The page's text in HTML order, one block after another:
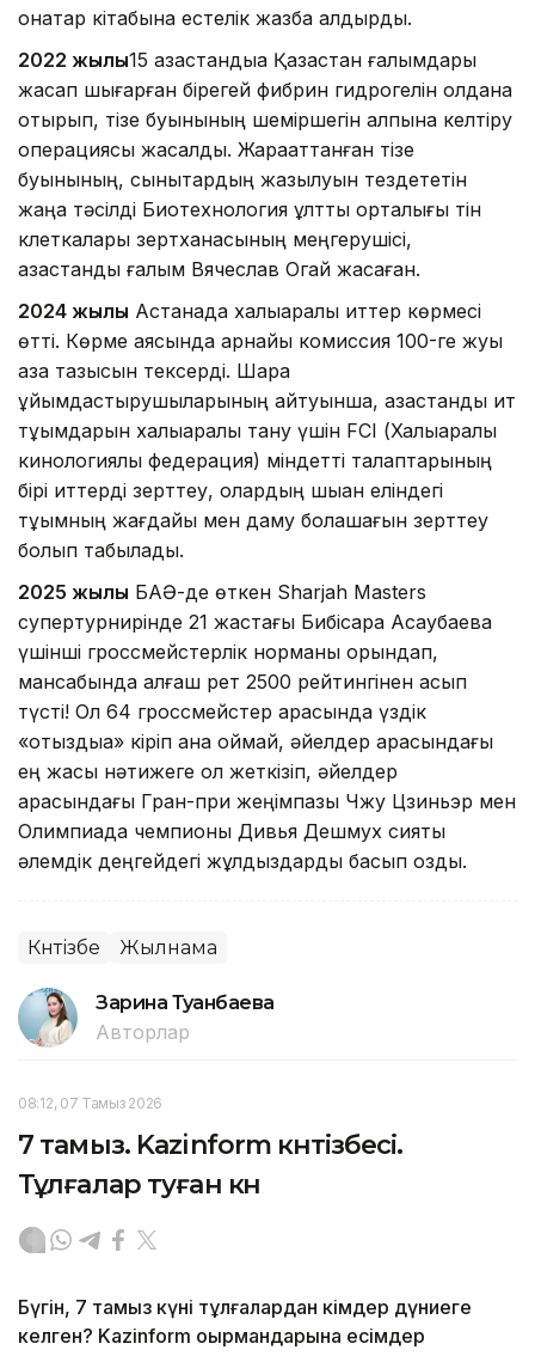
қонақтар кітабына естелік жазба қалдырды.
2022 жылы15 қазақстандыққа Қазақстан ғалымдары
жасап шығарған бірегей фибрин гидрогелін қолдана
отырып, тізе буынының шеміршегін қалпына келтіру
операциясы жасалды. Жарақаттанған тізе
буынының, сынықтардың жазылуын тездететін
жаңа тәсілді Биотехнология ұлттық орталығы тін
клеткалары зертханасының меңгерушісі,
қазақстандық ғалым Вячеслав Огай жасаған.
2024 жылы Астанада халықаралық иттер көрмесі
өтті. Көрме аясында арнайы комиссия 100-ге жуық
қазақ тазысын тексерді. Шара
ұйымдастырушыларының айтуынша, қазақстандық ит
тұқымдарын халықаралық тану үшін FCI (Халықаралық
кинологиялық федерация) міндетті талаптарының
бірі иттерді зерттеу, олардың шыққан еліндегі
тұқымның жағдайы мен даму болашағын зерттеу
болып табылады.
2025 жылы БАӘ-де өткен Sharjah Masters
супертурнирінде 21 жастағы Бибісара Асаубаева
үшінші гроссмейстерлік норманы орындап,
мансабында алғаш рет 2500 рейтингінен асып
түсті! Ол 64 гроссмейстер арасында үздік
«отыздыққа» кіріп қана қоймай, әйелдер арасындағы
ең жақсы нәтижеге қол жеткізіп, әйелдер
арасындағы Гран-при жеңімпазы Чжу Цзиньэр мен
Олимпиада чемпионы Дивья Дешмух сияқты
әлемдік деңгейдегі жұлдыздарды басып озды.
Күнтізбе Жылнама
Зарина Туғанбаева
Авторлар
08:12, 07 Тамыз 2026
7 тамыз. Kazinform күнтізбесі.
Тұлғалар туған күн
Бүгін, 7 тамыз күні тұлғалардан кімдер дүниеге
келген? Kazinform оқырмандарына есімдер